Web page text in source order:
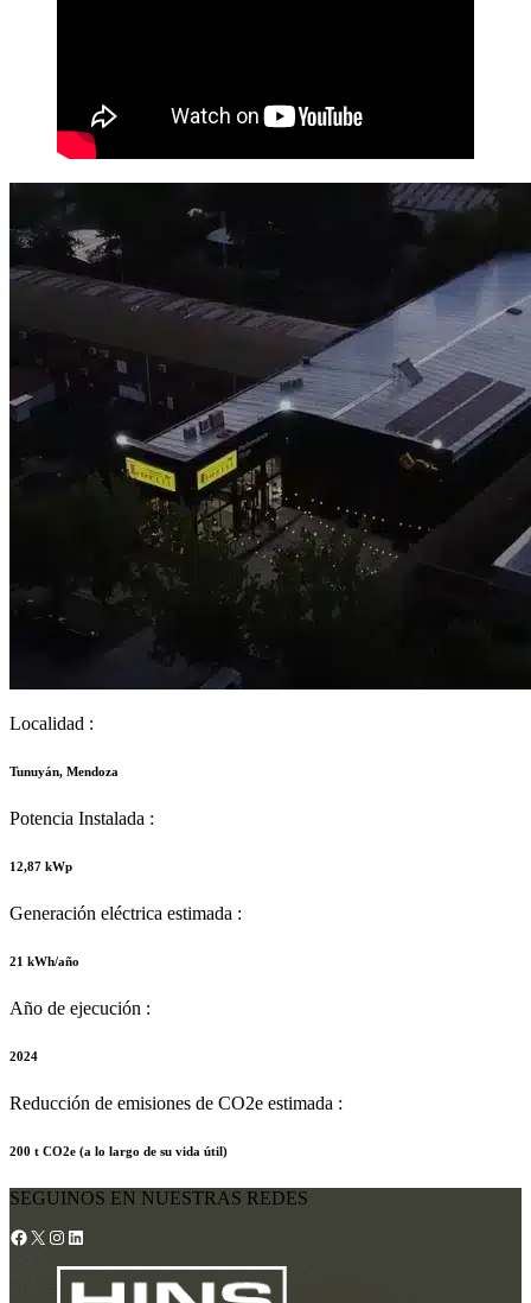
Localidad :
Tunuyán, Mendoza
Potencia Instalada :
12,87 kWp
Generación eléctrica estimada :
21 kWh/año
Año de ejecución :
2024
Reducción de emisiones de CO2e estimada :
200 t CO2e (a lo largo de su vida útil)
SEGUINOS EN NUESTRAS REDES
Facebook
X Instagram
LinkedIn